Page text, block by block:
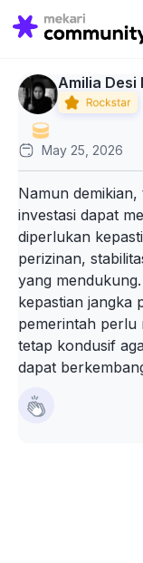
Search
for:
Amilia Desi
May 25, 2026
Namun
investasi dapat
diperlukan
perizinan,
yang
kepastian jangka
pemerintah perlu
tetap kondusif
dapat